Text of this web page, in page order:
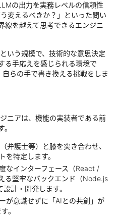
の出力を実務レベルの信頼性
変えるべきか？」といった問い
線を越えて思考できるエンジニ
いう規模で、技術的な意思決定
る手応えを感じられる環境で
らの手で書き換える挑戦をしま
ニアは、機能の実装者である前
弁護士等）と膝を突き合わせ、
を特定します。
なインターフェース（React /
る堅牢なバックエンド（Node.js
計・開発します。
が意識せずに「AIとの共創」が
。